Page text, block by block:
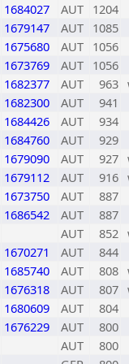
1684027 AUT 1204
1679147 AUT 1085
1675680 AUT 1056
1673769 AUT 1056
1682377 AUT 963
1682300 AUT 941
1684426 AUT 934
1684760 AUT 929
1679090 AUT 927
1679112 AUT 916
1673750 AUT 887
1686542 AUT 887
AUT 852
1670271 AUT 844
1685740 AUT 808
1676318 AUT 807
1680609 AUT 804
1676229 AUT 800
AUT 800